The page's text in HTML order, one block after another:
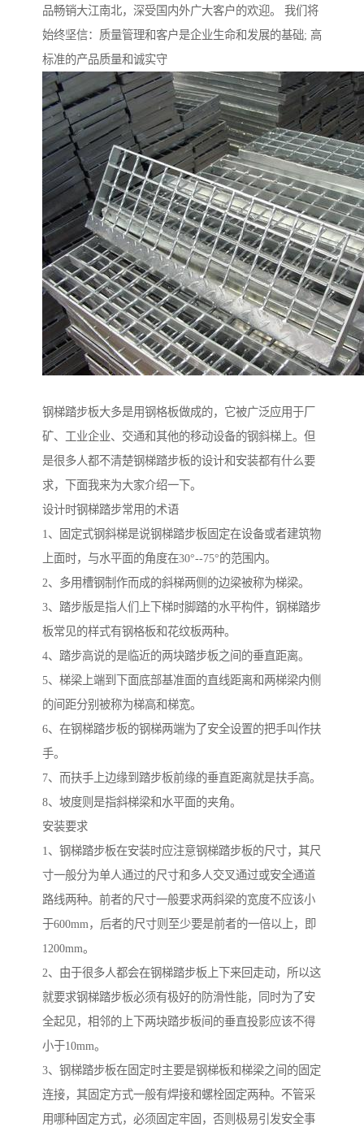
品畅销大江南北，深受国内外广大客户的欢迎。 我们将
始终坚信：质量管理和客户是企业生命和发展的基础; 高
标准的产品质量和诚实守
钢梯踏步板大多是用钢格板做成的，它被广泛应用于厂
矿、工业企业、交通和其他的移动设备的钢斜梯上。但
是很多人都不清楚钢梯踏步板的设计和安装都有什么要
求，下面我来为大家介绍一下。
设计时钢梯踏步常用的术语
1、固定式钢斜梯是说钢梯踏步板固定在设备或者建筑物
上面时，与水平面的角度在30°--75°的范围内。
2、多用槽钢制作而成的斜梯两侧的边梁被称为梯梁。
3、踏步版是指人们上下梯时脚踏的水平构件，钢梯踏步
板常见的样式有钢格板和花纹板两种。
4、踏步高说的是临近的两块踏步板之间的垂直距离。
5、梯梁上端到下面底部基准面的直线距离和两梯梁内侧
的间距分别被称为梯高和梯宽。
6、在钢梯踏步板的钢梯两端为了安全设置的把手叫作扶
手。
7、而扶手上边缘到踏步板前缘的垂直距离就是扶手高。
8、坡度则是指斜梯梁和水平面的夹角。
安装要求
1、钢梯踏步板在安装时应注意钢梯踏步板的尺寸，其尺
寸一般分为单人通过的尺寸和多人交叉通过或安全通道
路线两种。前者的尺寸一般要求两斜梁的宽度不应该小
于600mm，后者的尺寸则至少要是前者的一倍以上，即
1200mm。
2、由于很多人都会在钢梯踏步板上下来回走动，所以这
就要求钢梯踏步板必须有极好的防滑性能，同时为了安
全起见，相邻的上下两块踏步板间的垂直投影应该不得
小于10mm。
3、钢梯踏步板在固定时主要是钢梯板和梯梁之间的固定
连接，其固定方式一般有焊接和螺栓固定两种。不管采
用哪种固定方式，必须固定牢固，否则极易引发安全事